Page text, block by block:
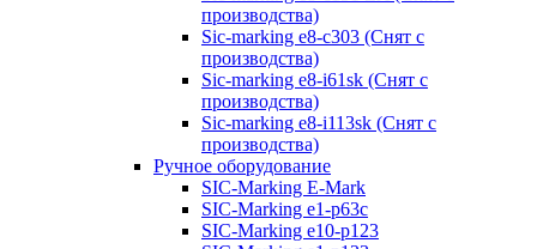
производства)
Sic-marking e8-c303 (Снят с
производства)
Sic-marking e8-i61sk (Снят с
производства)
Sic-marking e8-i113sk (Снят с
производства)
Ручное оборудование
SIC-Marking E-Mark
SIC-Marking e1-p63с
SIC-Marking e10-p123